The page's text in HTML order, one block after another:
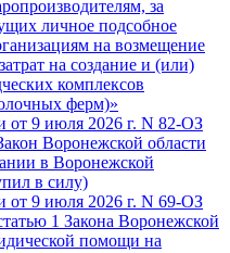
за
личное подсобное
на возмещение
на создание и (или)
комплексов
ферм)»
от 9 июля 2026 г. N 82-ОЗ
Воронежской области
в Воронежской
в силу)
от 9 июля 2026 г. N 69-ОЗ
1 Закона Воронежской
помощи на